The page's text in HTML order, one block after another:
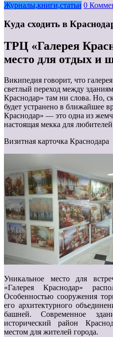
Журналы,книги,статьи 0
Куда сходить в
ТРЦ «Галерея
место для отдых и
Википедия говорит, что
светлый переход между
Краснодар» там ни слова. Но,
будет устранено в ближайшее
Краснодар» — это одна из
настоящая мекка для
Визитная карточка Краснодара
Уникальное место для
«Галерея Краснодар»
Особенностью сооружения
его архитектурного
башней. Современное
исторический район
местом для жителей города.